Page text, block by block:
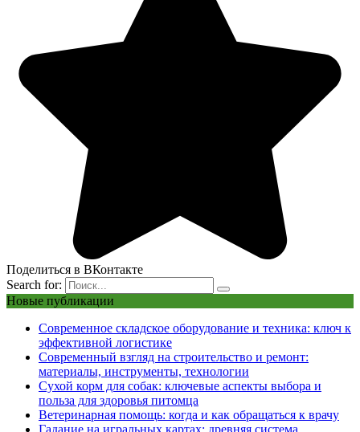
Поделиться в ВКонтакте
Search for:
Новые публикации
Современное складское оборудование и техника: ключ к
эффективной логистике
Современный взгляд на строительство и ремонт:
материалы, инструменты, технологии
Сухой корм для собак: ключевые аспекты выбора и
польза для здоровья питомца
Ветеринарная помощь: когда и как обращаться к врачу
Гадание на игральных картах: древняя система